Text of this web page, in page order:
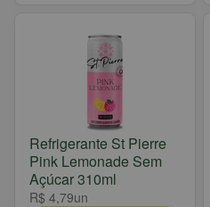
Refrigerante St Pierre
Pink Lemonade Sem
Açúcar 310ml
R$ 4,79un